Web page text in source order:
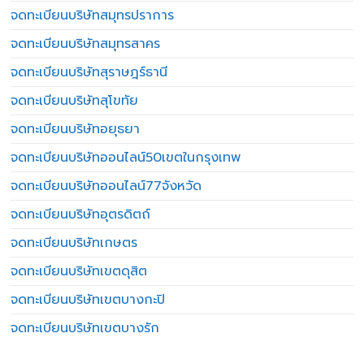
จดทะเบียนบริษัทสมุทรปราการ
จดทะเบียนบริษัทสมุทรสาคร
จดทะเบียนบริษัทสุราษฎร์ธานี
จดทะเบียนบริษัทสุโขทัย
จดทะเบียนบริษัทอยุธยา
จดทะเบียนบริษัทออนไลน์50เขตในกรุงเทพ
จดทะเบียนบริษัทออนไลน์77จังหวัด
จดทะเบียนบริษัทอุตรดิตถ์
จดทะเบียนบริษัทเกษตร
จดทะเบียนบริษัทเขตดุสิต
จดทะเบียนบริษัทเขตบางกะปิ
จดทะเบียนบริษัทเขตบางรัก